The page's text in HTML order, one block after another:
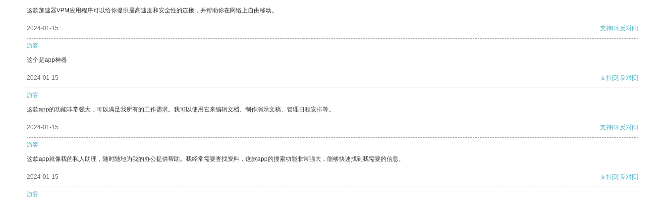
这款加速器VPM应用程序可以给你提供最高速度和安全性的连接，并帮助你在网络上自由移动。
2024-01-15 支持[0] 反对[0]
游客
这个是app神器
2024-01-15 支持[0] 反对[0]
游客
这款app的功能非常强大，可以满足我所有的工作需求。我可以使用它来编辑文档、制作演示文稿、管理日程安排等。
2024-01-15 支持[0] 反对[0]
游客
这款app就像我的私人助理，随时随地为我的办公提供帮助。我经常需要查找资料，这款app的搜索功能非常强大，能够快速找到我需要的信息。
2024-01-15 支持[0] 反对[0]
游客